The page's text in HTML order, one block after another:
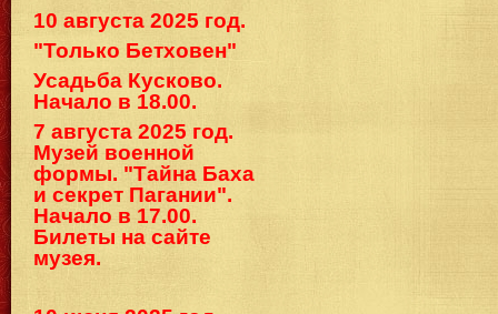
10 августа 2025 год.
"Только Бетховен"
Усадьба Кусково.
Начало в 18.00.
7 августа 2025 год.
Музей военной
формы. "Тайна Баха
и секрет Пагании".
Начало в 17.00.
Билеты на сайте
музея.